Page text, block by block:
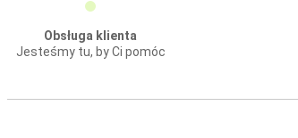
Obsługa klienta
Jesteśmy tu, by Ci pomóc